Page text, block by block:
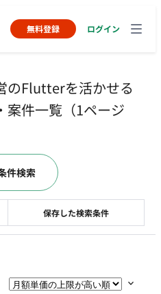
無料登録 ログイン
のFlutterを活かせる
案件一覧（1ページ
保存した検索条件
件検索